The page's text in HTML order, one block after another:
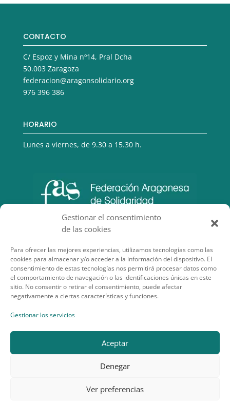
Gestionar el consentimiento
de las cookies
Para ofrecer las mejores experiencias, utilizamos tecnologías como las
cookies para almacenar y/o acceder a la información del dispositivo. El
consentimiento de estas tecnologías nos permitirá procesar datos como
el comportamiento de navegación o las identificaciones únicas en este
sitio. No consentir o retirar el consentimiento, puede afectar
negativamente a ciertas características y funciones.
Gestionar los servicios
Aceptar
Denegar
Ver preferencias
CONTACTO
C/ Espoz y Mina nº14, Pral Dcha
50.003 Zaragoza
federacion@aragonsolidario.org
976 396 386
HORARIO
Lunes a viernes, de 9.30 a 15.30 h.
SECCIONES DE INTERÉS